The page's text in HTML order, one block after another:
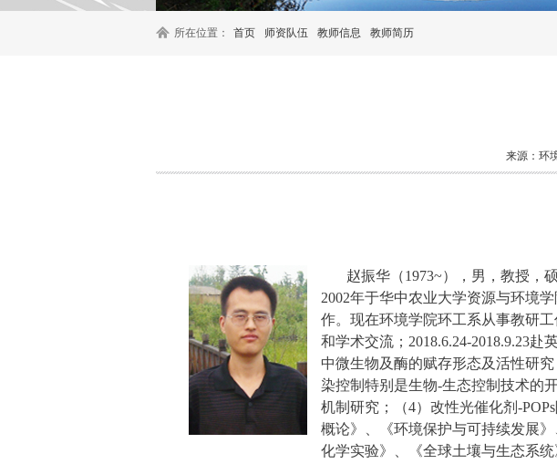
所在位置： 首页 师资队伍 教师信息 教师简历
来源：环
赵振华（1973~），男，教授，
2002年于华中农业大学资源与环境
作。现在环境学院环工系从事教研工
和学术交流； 2018.6.24-2018.9.23赴
中微生物及酶的赋存形态及活性研究
染控制特别是生物-生态控制技术的
机制研究；（4）改性光催化剂 -POPs
概论》、《环境保护与可持续发展
化学实验》、《全球土壤与生态系统